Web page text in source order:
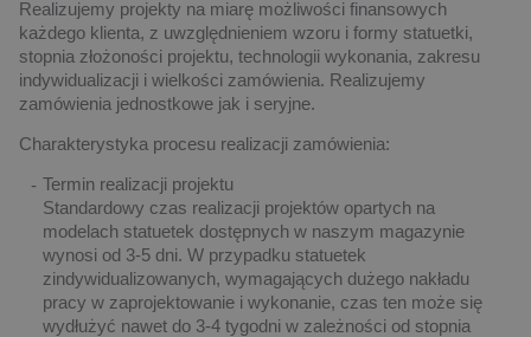
Realizujemy projekty na miarę możliwości finansowych
każdego klienta, z uwzględnieniem wzoru i formy statuetki,
stopnia złożoności projektu, technologii wykonania, zakresu
indywidualizacji i wielkości zamówienia. Realizujemy
zamówienia jednostkowe jak i seryjne.
Charakterystyka procesu realizacji zamówienia:
Termin realizacji projektu
Standardowy czas realizacji projektów opartych na
modelach statuetek dostępnych w naszym magazynie
wynosi od 3-5 dni. W przypadku statuetek
zindywidualizowanych, wymagających dużego nakładu
pracy w zaprojektowanie i wykonanie, czas ten może się
wydłużyć nawet do 3-4 tygodni w zależności od stopnia